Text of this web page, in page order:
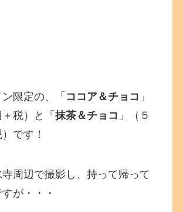
限定の、「 ココア＆チョコ 」
＋税）と「抹茶＆チョコ 」（５
です！
周辺で撮影し、持って帰って
が・・・